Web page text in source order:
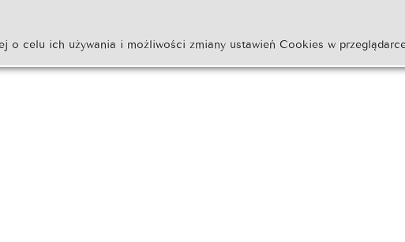
o celu ich używania i możliwości zmiany ustawień Cookies w